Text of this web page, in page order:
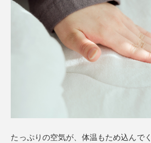
たっぷりの空気が、体温もため込んで